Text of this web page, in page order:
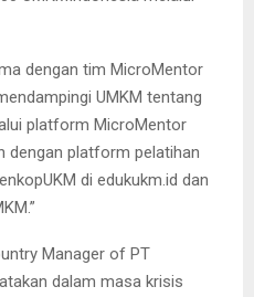
dengan tim MicroMentor
UMKM tentang
platform MicroMentor
dengan platform pelatihan
di edukukm.id dan
Manager of PT
dalam masa krisis